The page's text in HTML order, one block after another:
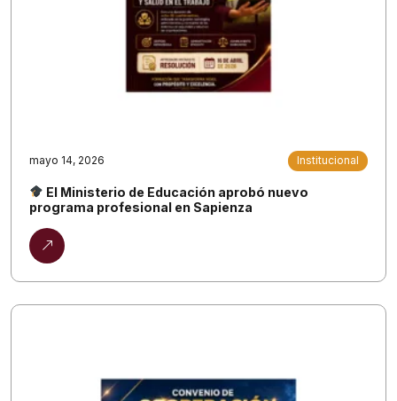
mayo 14, 2026 Institucional
El Ministerio de Educación aprobó nuevo
programa profesional en Sapienza